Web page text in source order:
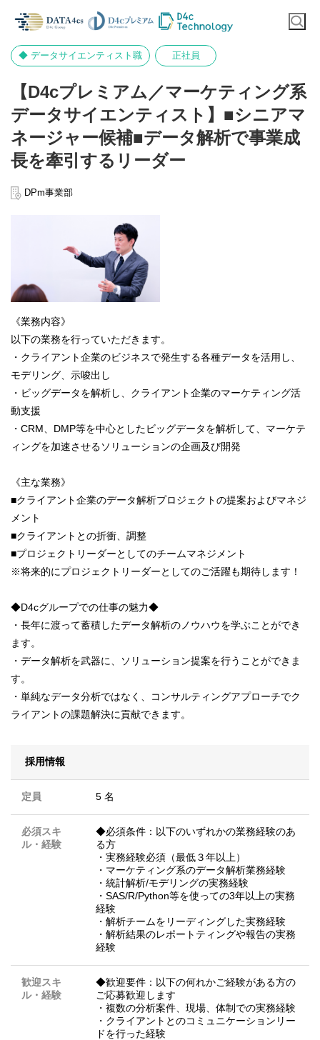
◆ データサイエンティスト職 正社員
【D4cプレミアム／マーケティング系
データサイエンティスト】■シニアマ
ネージャー候補■データ解析で事業成
長を牽引するリーダー
DPm事業部
《業務内容》
以下の業務を行っていただきます。
・クライアント企業のビジネスで発生する各種データを活用し、
モデリング、示唆出し
・ビッグデータを解析し、クライアント企業のマーケティング活
動支援
・CRM、DMP等を中心としたビッグデータを解析して、マーケテ
ィングを加速させるソリューションの企画及び開発
《主な業務》
■クライアント企業のデータ解析プロジェクトの提案およびマネジ
メント
■クライアントとの折衝、調整
■プロジェクトリーダーとしてのチームマネジメント
※将来的にプロジェクトリーダーとしてのご活躍も期待します！
◆D4cグループでの仕事の魅力◆
・長年に渡って蓄積したデータ解析のノウハウを学ぶことができ
ます。
・データ解析を武器に、ソリューション提案を行うことができま
す。
・単純なデータ分析ではなく、コンサルティングアプローチでク
ライアントの課題解決に貢献できます。
採用情報
定員 5 名
必須スキ
ル・経験
◆必須条件：以下のいずれかの業務経験のあ
る方
・実務経験必須（最低３年以上）
・マーケティング系のデータ解析業務経験
・統計解析/モデリングの実務経験
・SAS/R/Python等を使っての3年以上の実務
経験
・解析チームをリーディングした実務経験
・解析結果のレポートティングや報告の実務
経験
歓迎スキ
ル・経験
◆歓迎要件：以下の何れかご経験がある方の
ご応募歓迎します
・複数の分析案件、現場、体制での実務経験
・クライアントとのコミュニケーションリー
ドを行った経験